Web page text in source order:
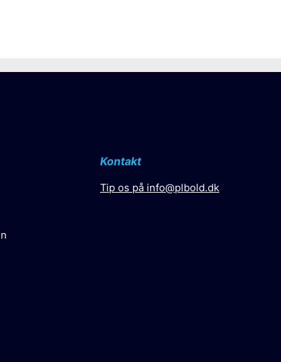
Kontakt
Tip os på info@plbold.dk